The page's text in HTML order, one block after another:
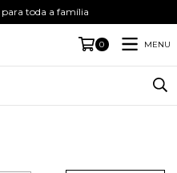
toda a família
0 MENU